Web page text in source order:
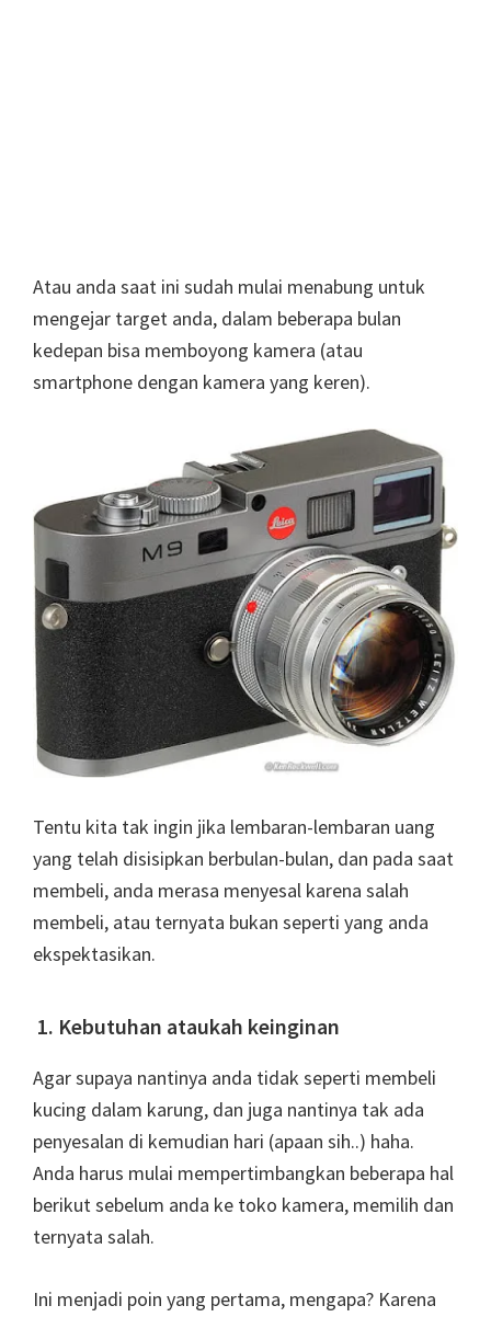
Atau anda saat ini sudah mulai menabung untuk
mengejar target anda, dalam beberapa bulan
kedepan bisa memboyong kamera (atau
smartphone dengan kamera yang keren).
Tentu kita tak ingin jika lembaran-lembaran uang
yang telah disisipkan berbulan-bulan, dan pada saat
membeli, anda merasa menyesal karena salah
membeli, atau ternyata bukan seperti yang anda
ekspektasikan.
1. Kebutuhan ataukah keinginan
Agar supaya nantinya anda tidak seperti membeli
kucing dalam karung, dan juga nantinya tak ada
penyesalan di kemudian hari (apaan sih..) haha.
Anda harus mulai mempertimbangkan beberapa hal
berikut sebelum anda ke toko kamera, memilih dan
ternyata salah.
Ini menjadi poin yang pertama, mengapa? Karena